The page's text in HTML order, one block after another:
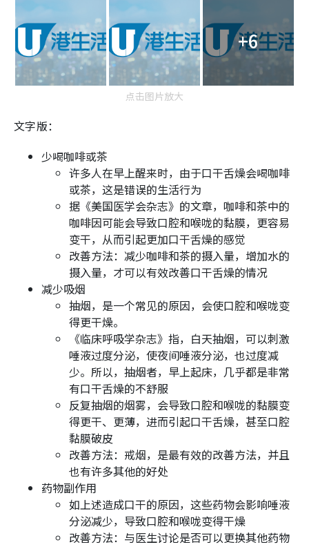
+6
点击图片放大
文字版：
少喝咖啡或茶
许多人在早上醒来时，由于口干舌燥会喝咖啡
或茶，这是错误的生活行为
据《美国医学会杂志》的文章，咖啡和茶中的
咖啡因可能会导致口腔和喉咙的黏膜，更容易
变干，从而引起更加口干舌燥的感觉
改善方法：减少咖啡和茶的摄入量，增加水的
摄入量，才可以有效改善口干舌燥的情况
减少吸烟
抽烟，是一个常见的原因，会使口腔和喉咙变
得更干燥。
《临床呼吸学杂志》指，白天抽烟，可以刺激
唾液过度分泌，使夜间唾液分泌，也过度减
少。所以，抽烟者，早上起床，几乎都是非常
有口干舌燥的不舒服
反复抽烟的烟雾，会导致口腔和喉咙的黏膜变
得更干、更薄，进而引起口干舌燥，甚至口腔
黏膜破皮
改善方法：戒烟，是最有效的改善方法，并且
也有许多其他的好处
药物副作用
如上述造成口干的原因，这些药物会影响唾液
分泌减少，导致口腔和喉咙变得干燥
改善方法：与医生讨论是否可以更换其他药物